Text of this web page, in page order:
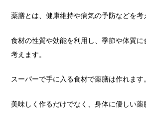
薬膳とは、健康維持や病気の予防などを考
食材の性質や効能を利用し、季節や体質に
考えます。
スーパーで手に入る食材で薬膳は作れます
美味しく作るだけでなく、身体に優しい薬